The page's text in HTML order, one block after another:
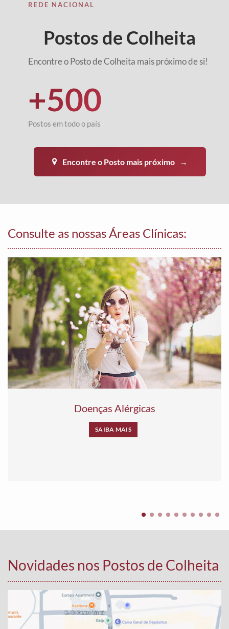
REDE NACIONAL
Postos de Colheita
Encontre o Posto de Colheita mais próximo de si!
+500
Postos em todo o país
Encontre o Posto mais próximo →
Consulte as nossas Áreas Clínicas:
Doenças Alérgicas
SAIBA MAIS
Novidades nos Postos de Colheita